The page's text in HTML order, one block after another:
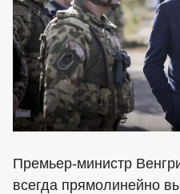
Премьер-министр
всегда прямолинейно